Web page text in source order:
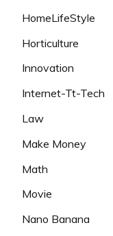
HomeLifeStyle
Horticulture
Innovation
Internet-Tt-Tech
Law
Make Money
Math
Movie
Nano Banana